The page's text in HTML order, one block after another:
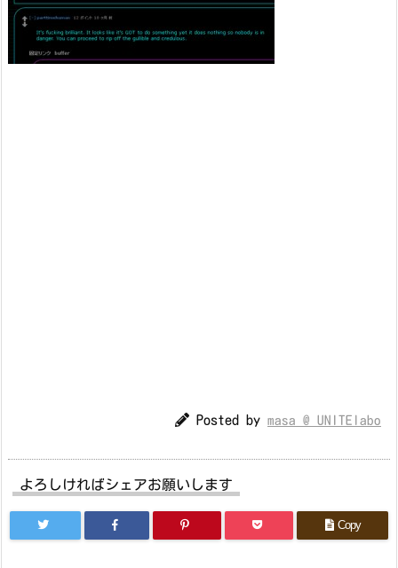
Posted by masa @ UNITElabo
よろしければシェアお願いします
Copy